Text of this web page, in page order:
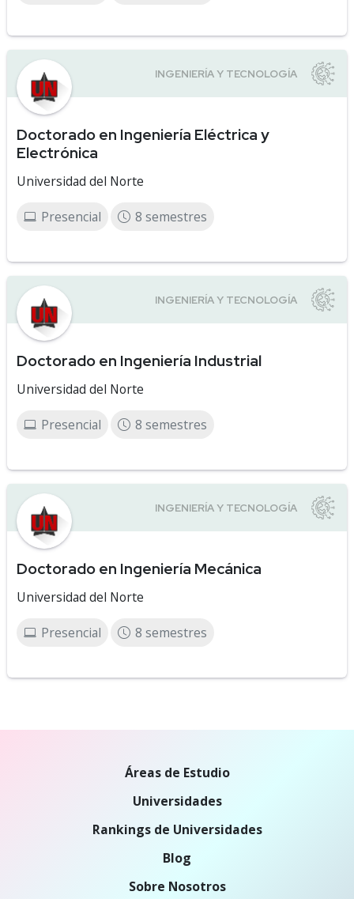
Doctorado en Ingeniería Eléctrica y
Electrónica
Universidad del Norte
Presencial 8 semestres
Doctorado en Ingeniería Industrial
Universidad del Norte
Presencial 8 semestres
Doctorado en Ingeniería Mecánica
Universidad del Norte
Presencial 8 semestres
Áreas de Estudio
Universidades
Rankings de Universidades
Blog
Sobre Nosotros